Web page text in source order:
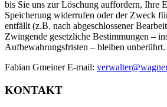
bis Sie uns zur Löschung auffordern, Ihre
Speicherung widerrufen oder der Zweck
entfällt (z.B. nach abgeschlossener
Zwingende gesetzliche Bestimmungen –
Aufbewahrungsfristen – bleiben unberührt.
Fabian Gmeiner E-mail:
KONTAKT